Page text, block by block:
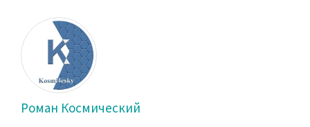
Роман Космический